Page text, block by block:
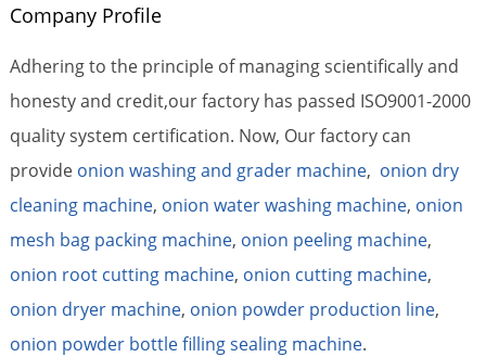
Company Profile
Adhering to the principle of managing scientifically and
honesty and credit,our factory has passed ISO9001-2000
quality system certification. Now, Our factory can
provide onion washing and grader machine, onion dry
cleaning machine, onion water washing machine, onion
mesh bag packing machine, onion peeling machine,
onion root cutting machine, onion cutting machine,
onion dryer machine, onion powder production line,
onion powder bottle filling sealing machine.